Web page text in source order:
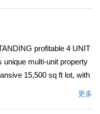
profitable 4 UNIT
unique multi-unit property
15,500 sq ft lot, with
更多